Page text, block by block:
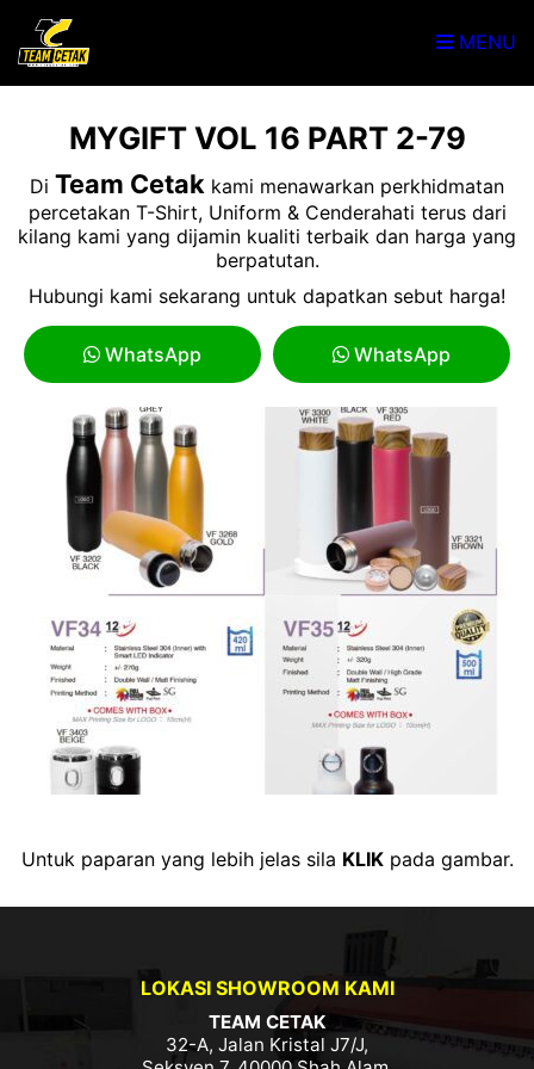
MENU
MYGIFT VOL 16 PART 2-79
Di Team Cetak kami menawarkan perkhidmatan
percetakan T-Shirt, Uniform & Cenderahati terus dari
kilang kami yang dijamin kualiti terbaik dan harga yang
berpatutan.
Hubungi kami sekarang untuk dapatkan sebut harga!
WhatsApp WhatsApp
Untuk paparan yang lebih jelas sila KLIKpada gambar.
LOKASI SHOWROOM KAMI
TEAM CETAK
32-A, Jalan Kristal J7/J,